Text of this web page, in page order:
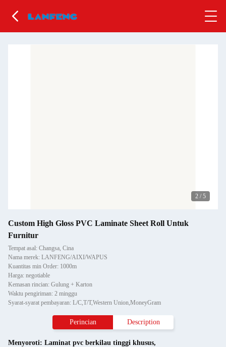
2 / 5
Custom High Gloss PVC Laminate Sheet Roll Untuk
Furnitur
Tempat asal: Changsa, Cina
Nama merek: LANFENG/AIXI/WAPUS
Kuantitas min Order: 1000m
Harga: negotiable
Kemasan rincian: Gulung + Karton
Waktu pengiriman: 2 minggu
Syarat-syarat pembayaran: L/C,T/T,Western Union,MoneyGram
Perincian Description
Menyoroti: Laminat pvc berkilau tinggi khusus,